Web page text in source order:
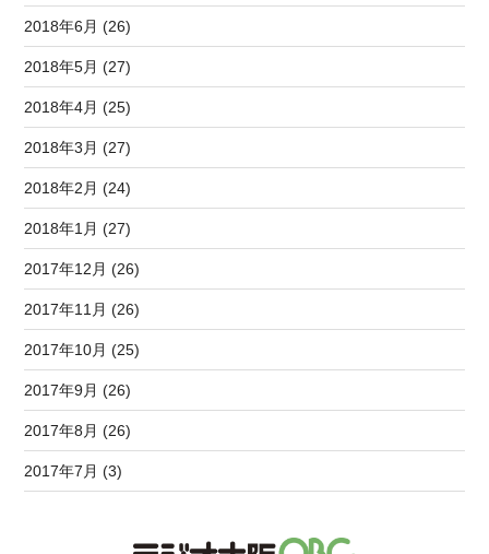
2018年6月 (26)
2018年5月 (27)
2018年4月 (25)
2018年3月 (27)
2018年2月 (24)
2018年1月 (27)
2017年12月 (26)
2017年11月 (26)
2017年10月 (25)
2017年9月 (26)
2017年8月 (26)
2017年7月 (3)